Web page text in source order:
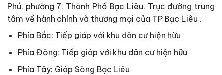
Phú, phường 7, Thành Phố Bạc Liêu. Trục đường trung
tâm về hành chính và thương mại của TP Bạc Liêu .
Phía Bắc: Tiếp giáp với khu dân cư hiện hữu
Phía Đông: Tiếp giáp với khu dân cư hiện hữu
Phía Tây: Giáp Sông Bạc Liêu